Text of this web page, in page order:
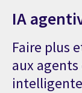
IA
Faire plus
aux agents
intelligente